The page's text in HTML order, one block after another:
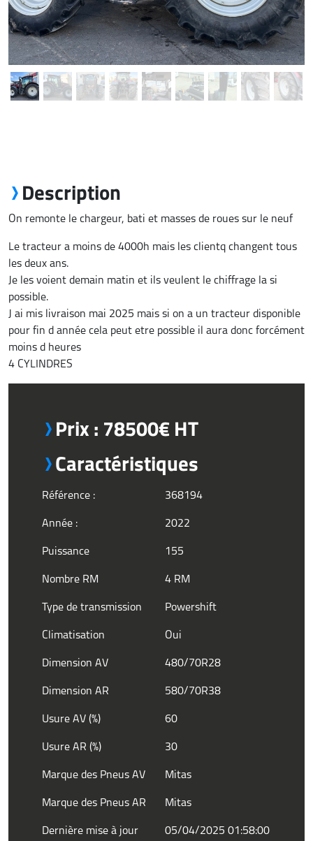
Description
On remonte le chargeur, bati et masses de roues sur le neuf
Le tracteur a moins de 4000h mais les clientq changent tous
les deux ans.
Je les voient demain matin et ils veulent le chiffrage la si
possible.
J ai mis livraison mai 2025 mais si on a un tracteur disponible
pour fin d année cela peut etre possible il aura donc forcément
moins d heures
4 CYLINDRES
Prix : 78500€ HT
Caractéristiques
Référence :
368194
Année :
2022
Puissance
155
Nombre RM
4 RM
Type de transmission
Powershift
Climatisation
Oui
Dimension AV
480/70R28
Dimension AR
580/70R38
Usure AV (%)
60
Usure AR (%)
30
Marque des Pneus AV
Mitas
Marque des Pneus AR
Mitas
Dernière mise à jour
05/04/2025 01:58:00